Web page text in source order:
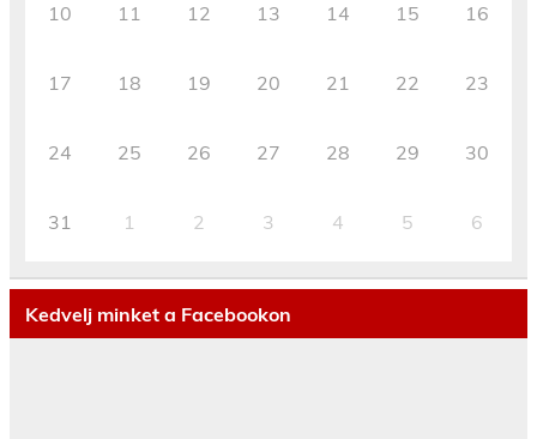
10 11 12 13 14 15 16
17 18 19 20 21 22 23
24 25 26 27 28 29 30
31 1 2 3 4 5 6
Kedvelj minket a Facebookon